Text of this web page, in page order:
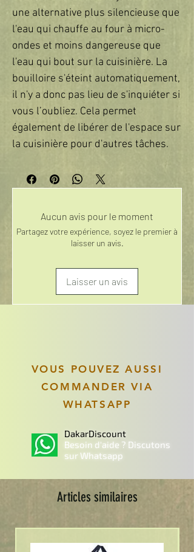
une alternative plus silencieuse que
l'eau qui chauffe au four à micro-
ondes et moins dangereuse que
l'eau qui bout sur la cuisinière. La
bouilloire s'éteint automatiquement,
il n'y a donc pas lieu de s'inquiéter si
vous l’oubliez. Cela permet
également de libérer de l'espace sur
la cuisinière pour d'autres tâches.
Aucun avis pour le moment
Partagez votre expérience, soyez le premier à
laisser un avis.
Laisser un avis
VOUS POUVEZ AUSSI
COMMANDER VIA
WHATSAPP
DakarDiscount
Besoin d'aide ? Discutons
sur Whatsapp
Articles similaires